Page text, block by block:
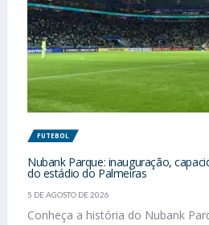
FUTEBOL
Nubank Parque: inauguração,
do estádio do Palmeiras
5 DE AGOSTO DE 2026
Conheça a história do Nubank